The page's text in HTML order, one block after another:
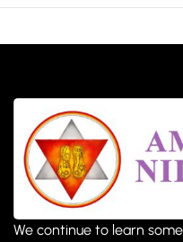
We continue to learn